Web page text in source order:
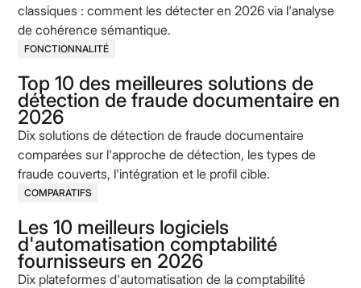
classiques : comment les détecter en 2026 via l'analyse
de cohérence sémantique.
FONCTIONNALITÉ
Top 10 des meilleures solutions de
détection de fraude documentaire en
2026
Dix solutions de détection de fraude documentaire
comparées sur l'approche de détection, les types de
fraude couverts, l'intégration et le profil cible.
COMPARATIFS
Les 10 meilleurs logiciels
d'automatisation comptabilité
fournisseurs en 2026
Dix plateformes d'automatisation de la comptabilité